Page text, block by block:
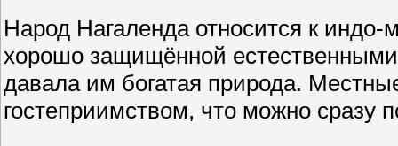
Народ Нагаленда относится к индо-
хорошо защищённой
давала им богатая природа.
гостеприимством, что можно сразу